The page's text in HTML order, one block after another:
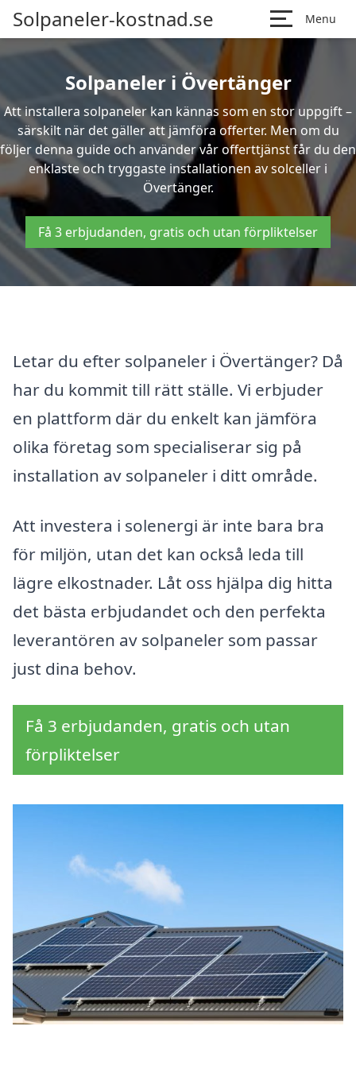
Solpaneler-kostnad.se Menu
Solpaneler i Övertänger
Att installera solpaneler kan kännas som en stor uppgift –
särskilt när det gäller att jämföra offerter. Men om du
följer denna guide och använder vår offerttjänst får du den
enklaste och tryggaste installationen av solceller i
Övertänger.
Få 3 erbjudanden, gratis och utan förpliktelser
Letar du efter solpaneler i Övertänger? Då
har du kommit till rätt ställe. Vi erbjuder
en plattform där du enkelt kan jämföra
olika företag som specialiserar sig på
installation av solpaneler i ditt område.
Att investera i solenergi är inte bara bra
för miljön, utan det kan också leda till
lägre elkostnader. Låt oss hjälpa dig hitta
det bästa erbjudandet och den perfekta
leverantören av solpaneler som passar
just dina behov.
Få 3 erbjudanden, gratis och utan
förpliktelser